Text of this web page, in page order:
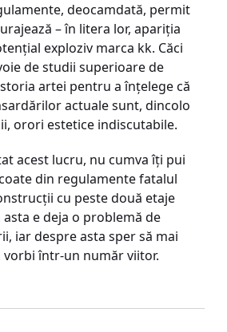
deocamdată, permit
– în litera lor, apariţia
exploziv marca kk. Căci
de studii superioare de
artei pentru a înţelege că
actuale sunt, dincolo
orori estetice indiscutabile.
acest lucru, nu cumva îţi pui
din regulamente fatalul
cu peste două etaje
e deja o problemă de
iar despre asta sper să mai
vorbi într-un număr viitor.